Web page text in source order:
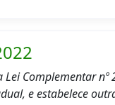
Lei Complementar
e estabelece